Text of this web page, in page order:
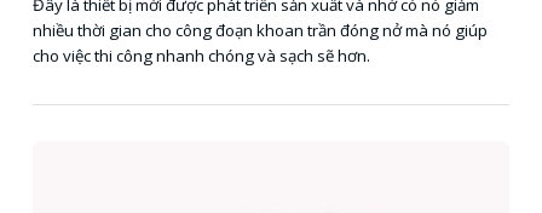
Đây là thiết bị mới được phát triển sản xuất và nhờ có nó giảm
nhiều thời gian cho công đoạn khoan trần đóng nở mà nó giúp
cho việc thi công nhanh chóng và sạch sẽ hơn.